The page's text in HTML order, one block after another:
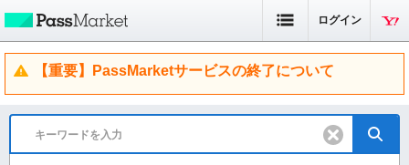
ログイン
【重要】PassMarketサービスの終了について